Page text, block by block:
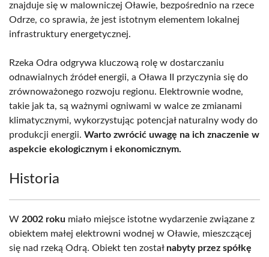
znajduje się w malowniczej Oławie, bezpośrednio na rzece
Odrze, co sprawia, że jest istotnym elementem lokalnej
infrastruktury energetycznej.
Rzeka Odra odgrywa kluczową rolę w dostarczaniu
odnawialnych źródeł energii, a Oława II przyczynia się do
zrównoważonego rozwoju regionu. Elektrownie wodne,
takie jak ta, są ważnymi ogniwami w walce ze zmianami
klimatycznymi, wykorzystując potencjał naturalny wody do
produkcji energii. Warto zwrócić uwagę na ich znaczenie w
aspekcie ekologicznym i ekonomicznym.
Historia
W 2002 roku miało miejsce istotne wydarzenie związane z
obiektem małej elektrowni wodnej w Oławie, mieszczącej
się nad rzeką Odrą. Obiekt ten został nabyty przez spółkę